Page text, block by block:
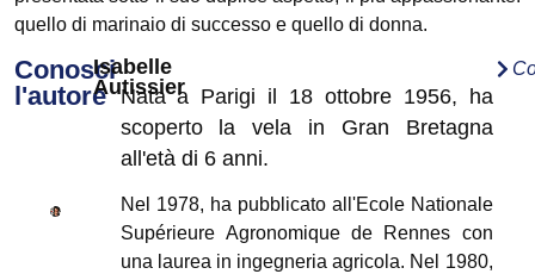
quello di marinaio di successo e quello di donna.
Conosci
l'autore
Isabelle
Autissier
Nata a Parigi il 18 ottobre 1956, ha
scoperto la vela in Gran Bretagna
all'età di 6 anni.
Nel 1978, ha pubblicato all'Ecole Nationale
Supérieure Agronomique de Rennes con
una laurea in ingegneria agricola. Nel 1980,